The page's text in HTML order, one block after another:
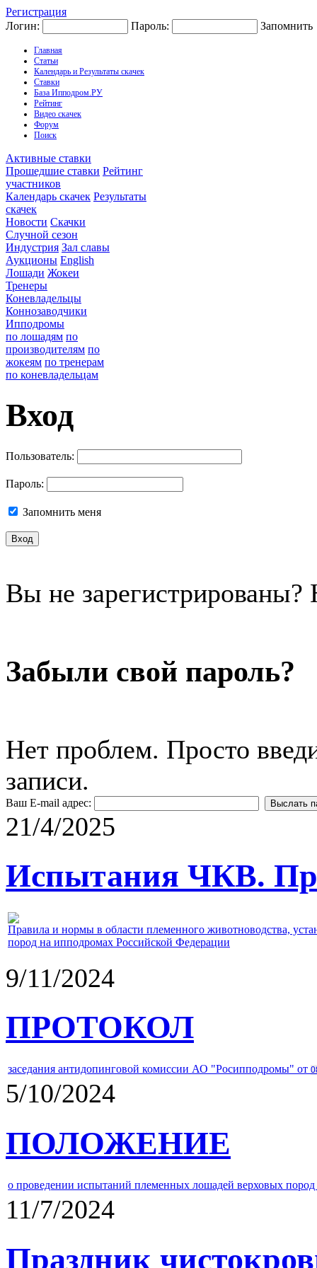
Регистрация
Логин:
Пароль: Запомнить
Главная
Статьи
Календарь и Результаты скачек
Ставки
База Ипподром.РУ
Рейтинг
Видео скачек
Форум
Поиск
Активные ставки
Прошедшие ставки Рейтинг
участников
Календарь скачек Результаты
скачек
Новости Скачки
Случной сезон
Индустрия Зал славы
Аукционы English
Лошади Жокеи
Тренеры
Коневладельцы
Коннозаводчики
Ипподромы
по лошадям по
производителям по
жокеям по тренерам
по коневладельцам
Вход
Пользователь:
Пароль:
Запомнить меня
Вы не
Забыли свой пароль?
Нет проблем. Просто
записи.
Ваш E-mail адрес:
21/4/2025
Испытания ЧКВ.
Правила и нормы в области племенного животноводства,
пород на ипподромах Российской Федерации
9/11/2024
ПРОТОКОЛ
заседания антидопинговой комиссии АО "Росипподромы" от
5/10/2024
ПОЛОЖЕНИЕ
о проведении испытаний племенных лошадей верховых
11/7/2024
Праздник